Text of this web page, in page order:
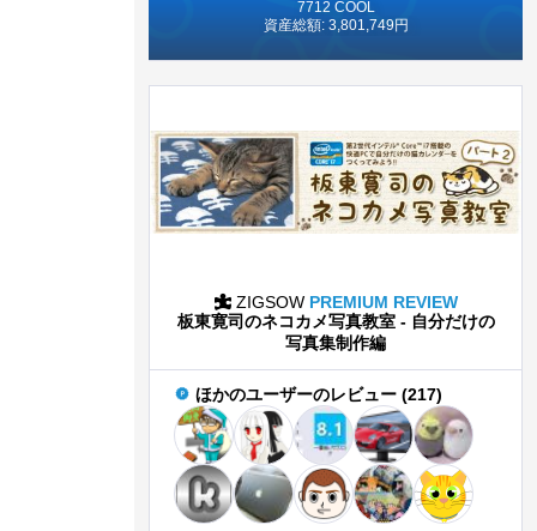
7712 COOL
資産総額: 3,801,749円
ZIGSOW PREMIUM REVIEW
板東寛司のネコカメ写真教室 - 自分だけの
写真集制作編
ほかのユーザーのレビュー (217)